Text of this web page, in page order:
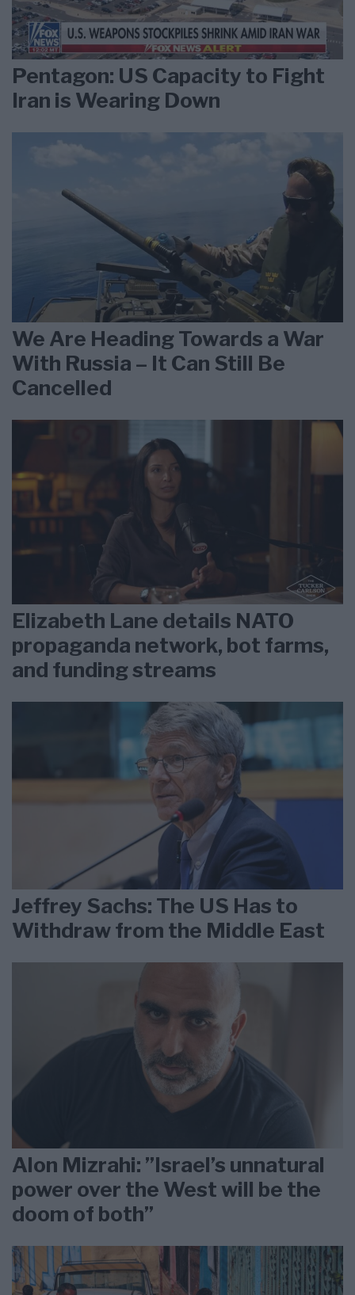
Pentagon: US Capacity to Fight
Iran is Wearing Down
We Are Heading Towards a War
With Russia – It Can Still Be
Cancelled
Elizabeth Lane details NATO
propaganda network, bot farms,
and funding streams
Jeffrey Sachs: The US Has to
Withdraw from the Middle East
Alon Mizrahi: ”Israel’s unnatural
power over the West will be the
doom of both”